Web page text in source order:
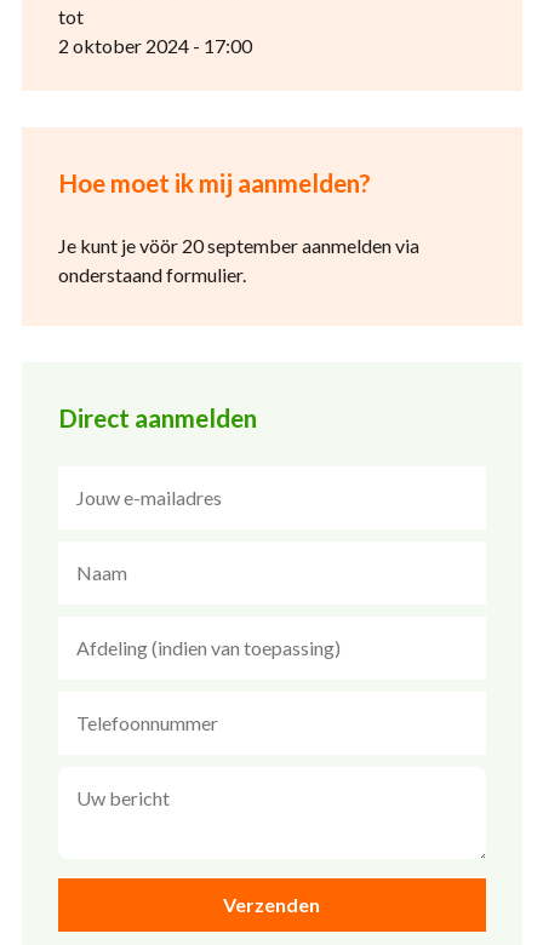
tot
2 oktober 2024 - 17:00
Hoe moet ik mij aanmelden?
Je kunt je vöör 20 september aanmelden via
onderstaand formulier.
Direct aanmelden